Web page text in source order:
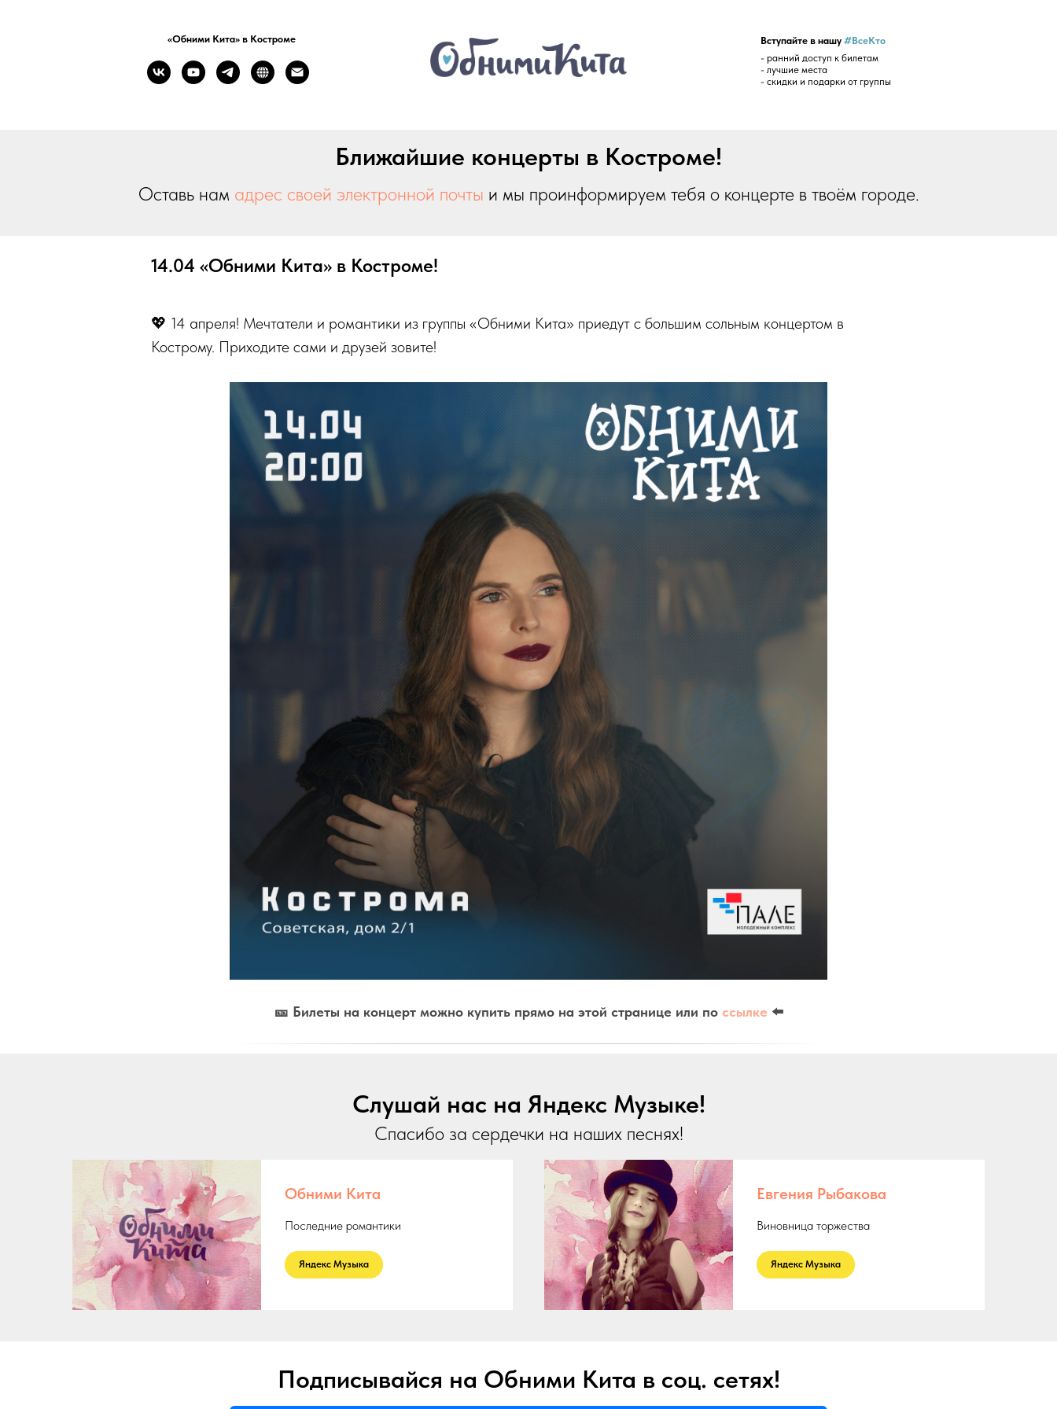
«Обними Кита» в Костроме Вступайте в нашу #ВсеКто
- ранний доступ к билетам
- лучшие места
- скидки и подарки от группы
Ближайшие концерты в Костроме!
Оставь нам адрес своей электронной почты и мы проинформируем тебя о концерте в твоём городе.
14.04 «Обними Кита» в Костроме!
💖 14 апреля! Мечтатели и романтики из группы «Обними Кита» приедут с большим сольным концертом в
Кострому. Приходите сами и друзей зовите!
🎫 Билеты на концерт можно купить прямо на этой странице или по ссылке⬅️
Слушай нас на Яндекс Музыке!
Спасибо за сердечки на наших песнях!
Обними Кита
Последние романтики
ㅤ Яндекс Музыка ㅤ
Евгения Рыбакова
Виновница торжества
ㅤ Яндекс Музыка ㅤ
Подписывайся на Обними Кита в соц. сетях!